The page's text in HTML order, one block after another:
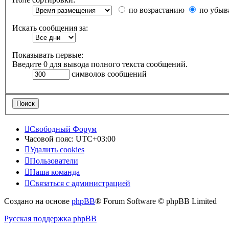
по возрастанию
по
Искать сообщения за:
Показывать первые:
Введите 0 для вывода полного текста сообщений.
символов сообщений
Свободный Форум
Часовой пояс: UTC+03:00
Удалить cookies
Пользователи
Наша команда
Связаться с администрацией
Создано на основе phpBB® Forum Software © phpBB Limited
Русская поддержка phpBB